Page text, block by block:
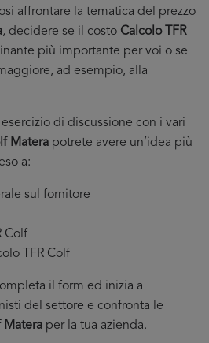
affrontare la tematica del prezzo
, decidere se il costo Calcolo TFR
più importante per voi o se
ad esempio, alla
di discussione con i vari
Matera potrete avere un’idea più
a:
sul fornitore
Colf
TFR Colf
il form ed inizia a
del settore e confronta le
Matera per la tua azienda.